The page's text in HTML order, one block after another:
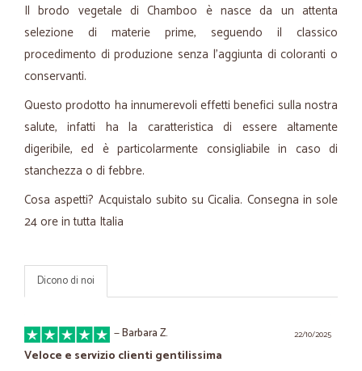
Il brodo vegetale di Chamboo è nasce da un attenta
selezione di materie prime, seguendo il classico
procedimento di produzione senza l'aggiunta di coloranti o
conservanti.
Questo prodotto ha innumerevoli effetti benefici sulla nostra
salute, infatti ha la caratteristica di essere altamente
digeribile, ed è particolarmente consigliabile in caso di
stanchezza o di febbre.
Cosa aspetti? Acquistalo subito su Cicalia. Consegna in sole
24 ore in tutta Italia
Dicono di noi
22/10/2025
—Barbara Z.
Veloce e servizio clienti gentilissima